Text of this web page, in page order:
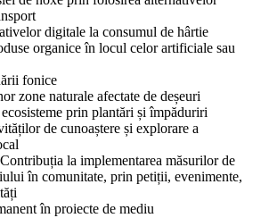
digitale la consumul de hârtie
organice în locul celor artificiale sau
fonice
zone naturale afectate de deșeuri
prin plantări și împăduriri
de cunoaștere și explorare a
la implementarea măsurilor de
în comunitate, prin petiții, evenimente,
în proiecte de mediu